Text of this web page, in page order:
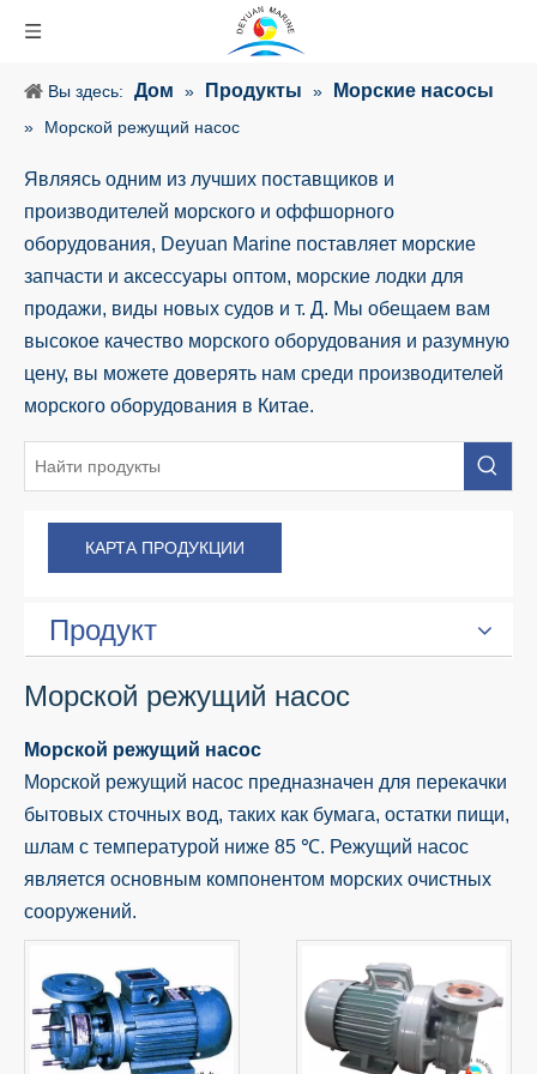
Вы здесь: Дом » Продукты » Морские насосы
» Морской режущий насос
Являясь одним из лучших поставщиков и
производителей морского и оффшорного
оборудования, Deyuan Marine поставляет морские
запчасти и аксессуары оптом, морские лодки для
продажи, виды новых судов и т. Д. Мы обещаем вам
высокое качество морского оборудования и разумную
цену, вы можете доверять нам среди производителей
морского оборудования в Китае.
КАРТА ПРОДУКЦИИ
Продукт
Морской режущий насос
Морской режущий насос
Морской режущий насос предназначен для перекачки
бытовых сточных вод, таких как бумага, остатки пищи,
шлам с температурой ниже 85 ℃. Режущий насос
является основным компонентом морских очистных
сооружений.